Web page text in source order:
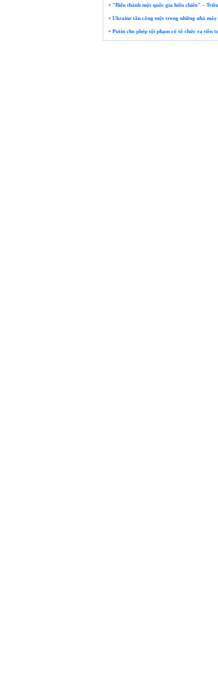
+ "Biến thành một quốc gia hiếu chiến" –
+ Ukraine tấn công một trong những nhà
+ Putin cho phép tội phạm có tổ chức ra tiền